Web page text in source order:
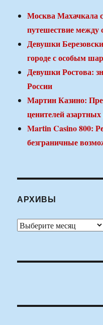
Москва Махачкала
путешествие между
Девушки
городе с особым
Девушки Ростова:
России
Мартин Казино:
ценителей
Martin Casino 800:
безграничные
АРХИВЫ
Архивы